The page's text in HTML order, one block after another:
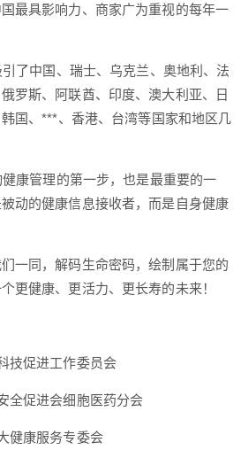
最具影响力、商家广为重视的每年一
了中国、瑞士、乌克兰、奥地利、法
罗斯、阿联酋、印度、澳大利亚、日
国、***、香港、台湾等国家和地区几
康管理的第一步，也是最重要的一
动的健康信息接收者，而是自身健康
一同，解码生命密码，绘制属于您的
更健康、更活力、更长寿的未来！
技促进工作委员会
全促进会细胞医药分会
健康服务专委会